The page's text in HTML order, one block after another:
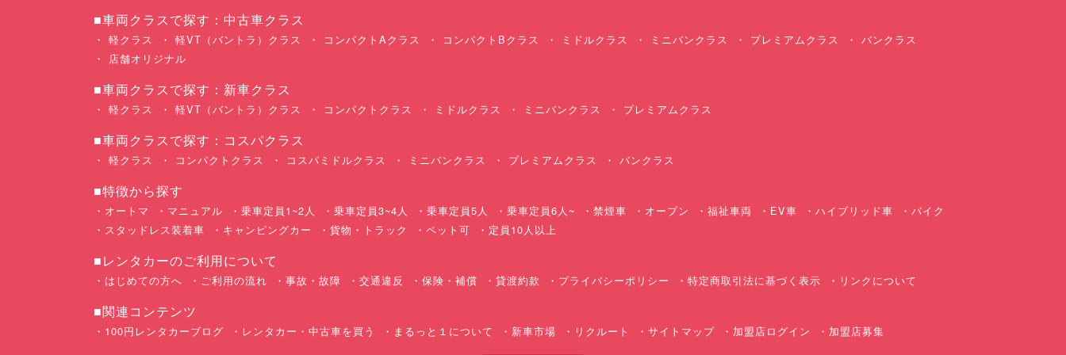
■車両クラスで探す：中古車クラス
軽クラス 軽VT（バントラ）クラス コンパクトAクラス コンパクトBクラス ミドルクラス ミニバンクラス プレミアムクラス
バンクラス
店舗オリジナル
■車両クラスで探す：新車クラス
軽クラス 軽VT（バントラ）クラス コンパクトクラス ミドルクラス ミニバンクラス プレミアムクラス
■車両クラスで探す：コスパクラス
軽クラス コンパクトクラス コスパミドルクラス ミニバンクラス プレミアムクラス バンクラス
■特徴から探す
オートマ マニュアル 乗車定員1~2人 乗車定員3~4人 乗車定員5人 乗車定員6人~ 禁煙車 オープン 福祉車両 EV車 ハイブリッド車
バイク
スタッドレス装着車
キャンピングカー 貨物・トラック ペット可 定員10人以上
■レンタカーのご利用について
はじめての方へ ご利用の流れ 事故・故障 交通違反 保険・補償 貸渡約款 プライバシーポリシー 特定商取引法に基づく表示 リンクについて
■関連コンテンツ
100円レンタカーブログ レンタカー・中古車を買う まるっと１について 新車市場 リクルート サイトマップ 加盟店ログイン 加盟店募集